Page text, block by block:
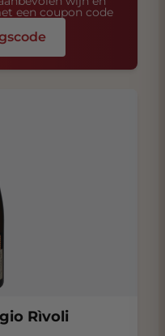
een coupon code
Rìvoli